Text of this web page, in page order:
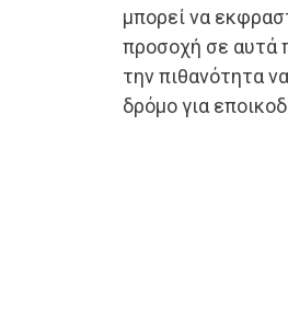
μπορεί να
προσοχή σε αυτά
την πιθανότητα
δρόμο για